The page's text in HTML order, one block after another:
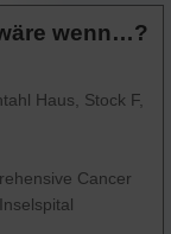
wenn…?
Haus, Stock F,
Cancer
Inselspital